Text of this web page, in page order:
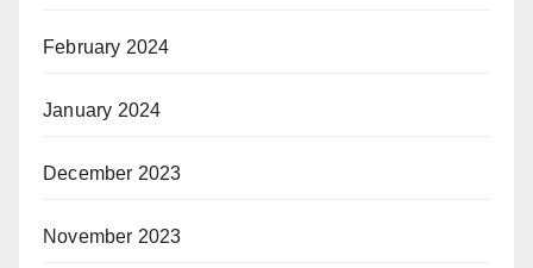
February 2024
January 2024
December 2023
November 2023